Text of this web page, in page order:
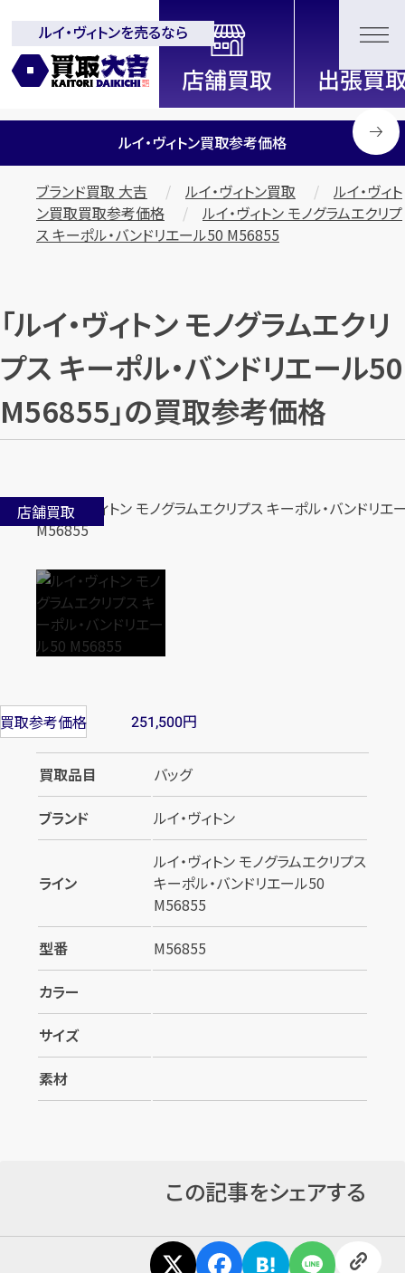
全国2000店舗以上展開中！
信頼と実績の買取専門店「買取大
吉」
ルイ・ヴィトンを売るなら
ルイ・ヴィトン買取参考価格
ブランド買取 大吉 ルイ・ヴィトン買取
ルイ・ヴィト
ン買取買取参考価格
ルイ・ヴィトン モノグラムエクリプ
ス キーポル・バンドリエール50 M56855
「ルイ・ヴィトン モノグラムエクリ
プス キーポル・バンドリエール50
M56855」の買取参考価格
店舗買取
買取参考価格 251,500円
買取品目
バッグ
ブランド
ルイ・ヴィトン
ライン
ルイ・ヴィトン モノグラムエクリプス
キーポル・バンドリエール50
M56855
型番
M56855
カラー
サイズ
素材
この記事をシェアする